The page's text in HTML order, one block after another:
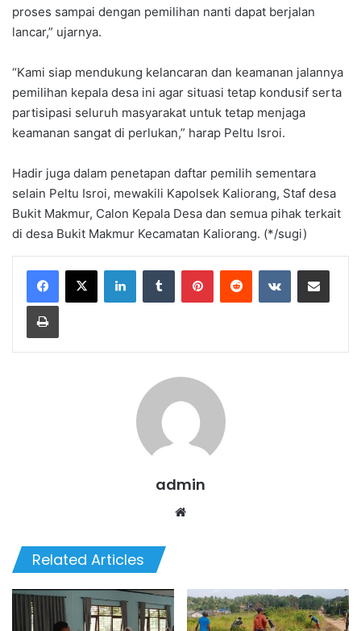
proses sampai dengan pemilihan nanti dapat berjalan
lancar,” ujarnya.
“Kami siap mendukung kelancaran dan keamanan jalannya
pemilihan kepala desa ini agar situasi tetap kondusif serta
partisipasi seluruh masyarakat untuk tetap menjaga
keamanan sangat di perlukan,” harap Peltu Isroi.
Hadir juga dalam penetapan daftar pemilih sementara
selain Peltu Isroi, mewakili Kapolsek Kaliorang, Staf desa
Bukit Makmur, Calon Kepala Desa dan semua pihak terkait
di desa Bukit Makmur Kecamatan Kaliorang. (*/sugi)
admin
Related Articles